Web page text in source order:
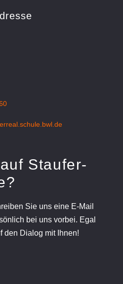
Staufer-
Sie uns eine E-Mail
bei uns vorbei. Egal
den Dialog mit Ihnen!